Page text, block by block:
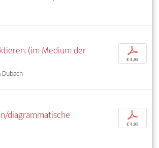
(im Medium der
Dubach
p
€ 4,95
diagrammatische
p
€ 4,95